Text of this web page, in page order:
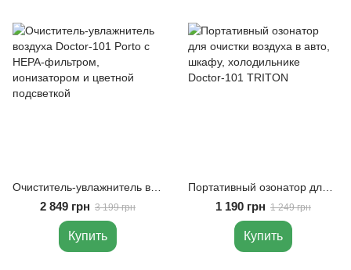
2 849 грн 3 199 грн
Купить
1 190 грн 1 249 грн
Купить